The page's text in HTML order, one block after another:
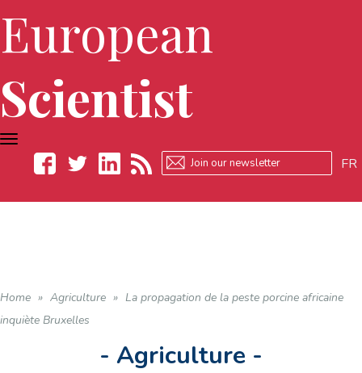
European
Scientist
FR
TOGGLE
NAVIGATION
Home » Agriculture » La propagation de la peste porcine africaine
inquiète Bruxelles
- Agriculture -